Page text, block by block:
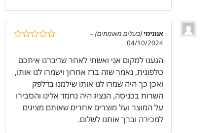
אנונימי(בעלים מאומתים) –
04/10/2024
הגענו למקום אני ואשתי לאחר שדיברנו איתכם
טלפונית, נאמר שזה ברז אחרון וישמרו לנו אותו,
ואכן כך היה שמרו לנו אותו שילמנו בדלפק
השרות בכניסה, הנציג היה נחמד אלינו והסבירו
על המוצר ועל מוצרים אחרים שאותם מציגים
למכירה וברך אותנו לשלום.